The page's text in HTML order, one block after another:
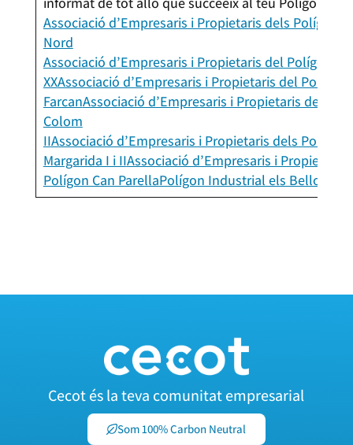
Associació d’Empresaris i Propietaris dels Polígons
Nord
Associació d’Empresaris i Propietaris del Polígon
XXAssociació d’Empresaris i Propietaris del Polígon
FarcanAssociació d’Empresaris i Propietaris del
Colom
IIAssociació d’Empresaris i Propietaris dels
Margarida I i IIAssociació d’Empresaris i Propietaris
Polígon Can ParellaPolígon Industrial els Bellots
Cecot és la teva comunitat empresarial
Som 100% Carbon Neutral